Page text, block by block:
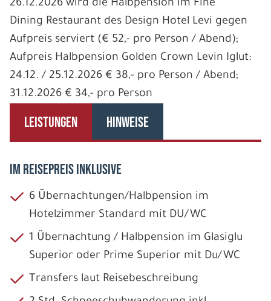
26.12.2026 wird die Halbpension im Fine
Dining Restaurant des Design Hotel Levi gegen
Aufpreis serviert (€ 52,- pro Person / Abend);
Aufpreis Halbpension Golden Crown Levin Iglut:
24.12. / 25.12.2026 € 38,- pro Person / Abend;
31.12.2026 € 34,- pro Person
LEISTUNGEN HINWEISE
IM REISEPREIS INKLUSIVE
6 Übernachtungen/Halbpension im
Hotelzimmer Standard mit DU/WC
1 Übernachtung / Halbpension im Glasiglu
Superior oder Prime Superior mit Du/WC
Transfers laut Reisebeschreibung